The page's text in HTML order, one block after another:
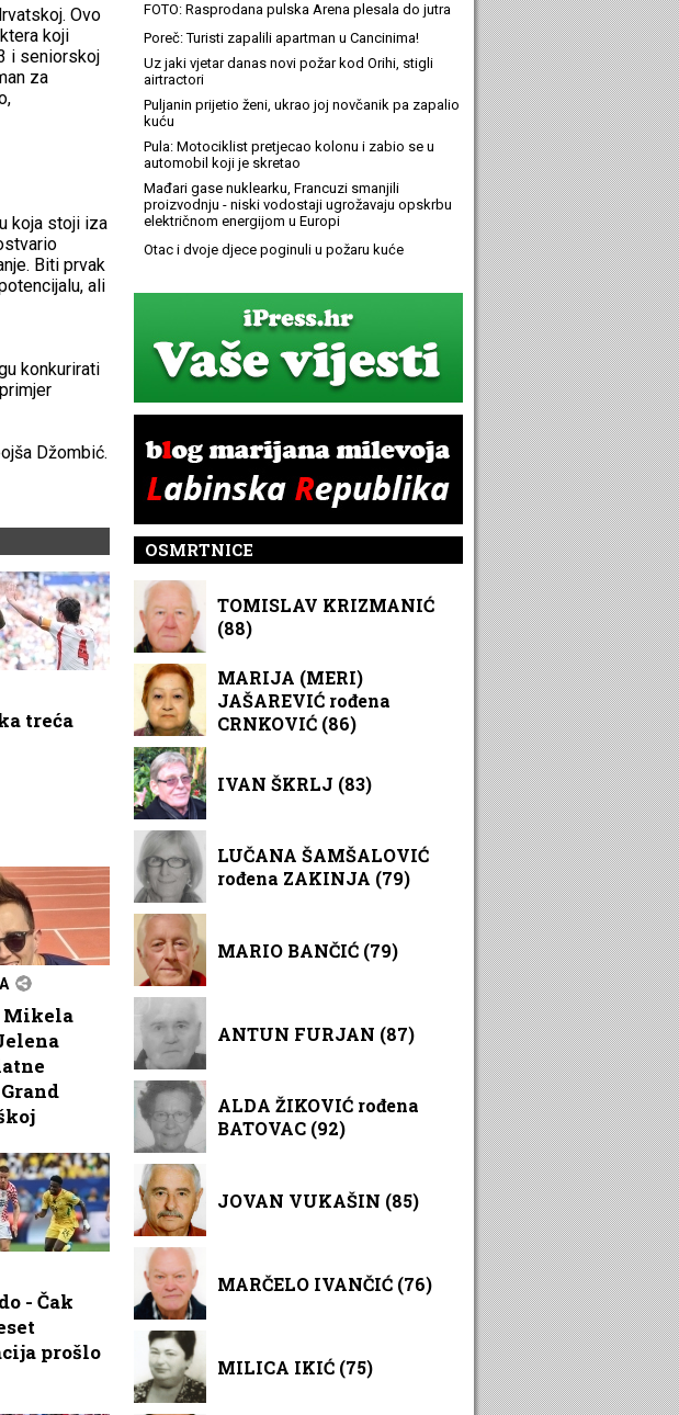
Ovo
koji
i seniorskoj
za
koja stoji iza
Biti prvak
ali
konkurirati
Džombić.
treća
Mikela
- Čak
prošlo
FOTO: Rasprodana pulska Arena plesala do jutra
Poreč: Turisti zapalili apartman u Cancinima!
Uz jaki vjetar danas novi požar kod Orihi, stigli
airtractori
Puljanin prijetio ženi, ukrao joj novčanik pa zapalio
kuću
Pula: Motociklist pretjecao kolonu i zabio se u
automobil koji je skretao
Mađari gase nuklearku, Francuzi smanjili
proizvodnju - niski vodostaji ugrožavaju opskrbu
električnom energijom u Europi
Otac i dvoje djece poginuli u požaru kuće
OSMRTNICE
TOMISLAV KRIZMANIĆ
(88)
MARIJA (MERI)
JAŠAREVIĆ rođena
CRNKOVIĆ (86)
IVAN ŠKRLJ (83)
LUČANA ŠAMŠALOVIĆ
rođena ZAKINJA (79)
MARIO BANČIĆ (79)
ANTUN FURJAN (87)
ALDA ŽIKOVIĆ rođena
BATOVAC (92)
JOVAN VUKAŠIN (85)
MARČELO IVANČIĆ (76)
MILICA IKIĆ (75)